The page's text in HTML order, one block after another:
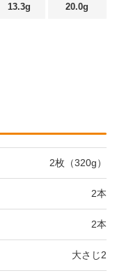
13.3g 20.0g
2枚（320g）
2本
2本
大さじ2